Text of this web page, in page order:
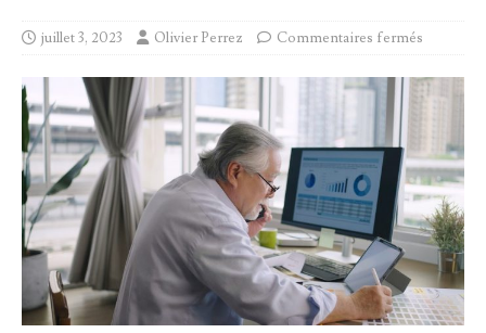
juillet 3, 2023 Olivier Perrez Commentaires fermés